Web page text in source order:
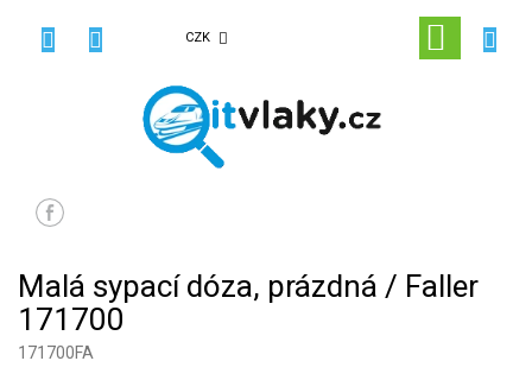
CZK
KOŠÍK
Malá sypací dóza, prázdná / Faller
171700
171700FA